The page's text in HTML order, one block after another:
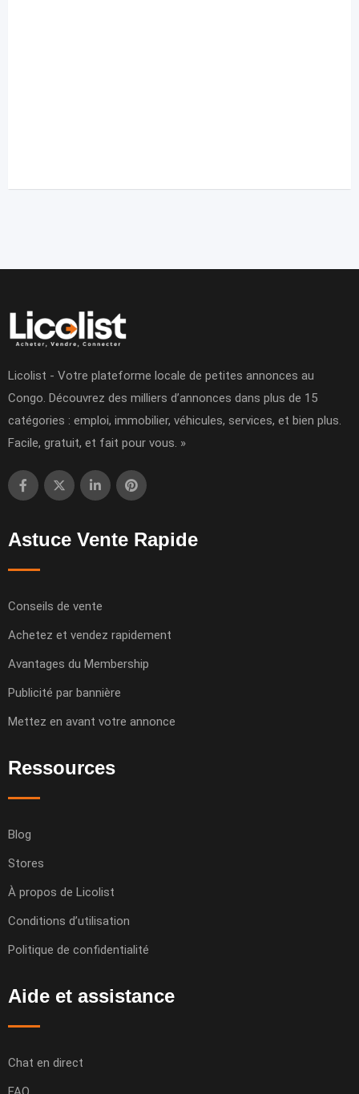
Licolist - Votre plateforme locale de petites annonces au
Congo. Découvrez des milliers d’annonces dans plus de 15
catégories : emploi, immobilier, véhicules, services, et bien plus.
Facile, gratuit, et fait pour vous. »
Astuce Vente Rapide
Conseils de vente
Achetez et vendez rapidement
Avantages du Membership
Publicité par bannière
Mettez en avant votre annonce
Ressources
Blog
Stores
À propos de Licolist
Conditions d’utilisation
Politique de confidentialité
Aide et assistance
Chat en direct